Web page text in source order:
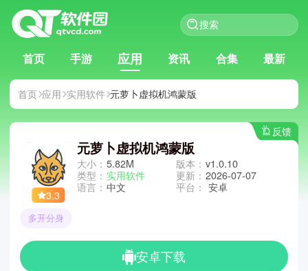
首页 手游 应用 资讯 合集 最新
首页 应用 实用软件 元萝卜虚拟机鸿蒙版
反馈
3.3
元萝卜虚拟机鸿蒙版
大小： 5.82M
类型： 实用软件
语言： 中文
版本： v1.0.10
更新： 2026-07-07
平台： 安卓
多开分身
安卓下载